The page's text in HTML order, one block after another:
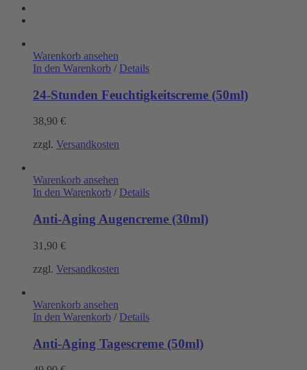
Warenkorb ansehen
In den Warenkorb / Details
24-Stunden Feuchtigkeitscreme (50ml)
38,90 €
zzgl. Versandkosten
Warenkorb ansehen
In den Warenkorb / Details
Anti-Aging Augencreme (30ml)
31,90 €
zzgl. Versandkosten
Warenkorb ansehen
In den Warenkorb / Details
Anti-Aging Tagescreme (50ml)